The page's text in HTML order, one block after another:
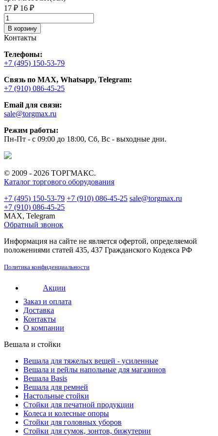
17 ₽ 16 ₽
В корзину
Контакты
Телефоны:
+7 (495) 150-53-79
Связь по MAX, Whatsapp, Telegram:
+7 (910) 086-45-25
Email для связи:
sale@torgmax.ru
Режим работы:
Пн-Пт - с 09:00 до 18:00, Сб, Вс - выходные дни.
© 2009 - 2026 ТОРГМАКС.
Каталог торгового оборудования
+7 (495) 150-53-79 +7 (910) 086-45-25 sale@torgmax.ru
+7 (910) 086-45-25
MAX, Telegram
Обратный звонок
Информация на сайте не является офертой, определяемой
положениями статей 435, 437 Гражданского Кодекса РФ
Политика конфиденциальности
Акции
Заказ и оплата
Доставка
Контакты
О компании
Вешала и стойки
Вешала для тяжелых вещей - усиленные
Вешала и рейлы напольные для магазинов
Вешала Basis
Вешала для ремней
Настольные стойки
Стойки для печатной продукции
Колеса и колесные опоры
Стойки для головных уборов
Стойки для сумок, зонтов, бижутерии